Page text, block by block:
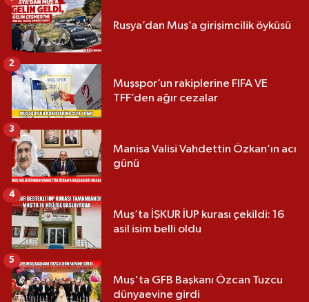
Rusya’dan Muş’a girişimcilik öyküsü
Muşspor’un rakiplerine FIFA VE
TFF’den ağır cezalar
2
Manisa Valisi Vahdettin Özkan’ın acı
günü
3
Muş’ta İŞKUR İUP kurası çekildi: 16
asil isim belli oldu
4
Muş'ta GFB Başkanı Özcan Tuzcu
dünyaevine girdi
5